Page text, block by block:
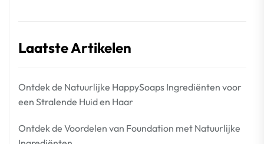
Laatste Artikelen
Ontdek de Natuurlijke HappySoaps Ingrediënten voor
een Stralende Huid en Haar
Ontdek de Voordelen van Foundation met Natuurlijke